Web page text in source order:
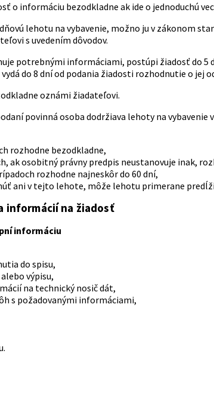
o informáciu bezodkladne ak ide o jednoduchú
lehotu na vybavenie, možno ju v zákonom
s uvedením dôvodov.
potrebnými informáciami, postúpi žiadosť do 5
do 8 dní od podania žiadosti rozhodnutie o jej
oznámi žiadateľovi.
povinná osoba dodržiava lehoty na vybavenie
rozhodne bezodkladne,
ak osobitný právny predpis neustanovuje inak,
rozhodne najneskôr do 60 dní,
ani v tejto lehote, môže lehotu primerane
informácií na žiadosť
informáciu
do spisu,
výpisu,
na technický nosič dát,
s požadovanými informáciami,